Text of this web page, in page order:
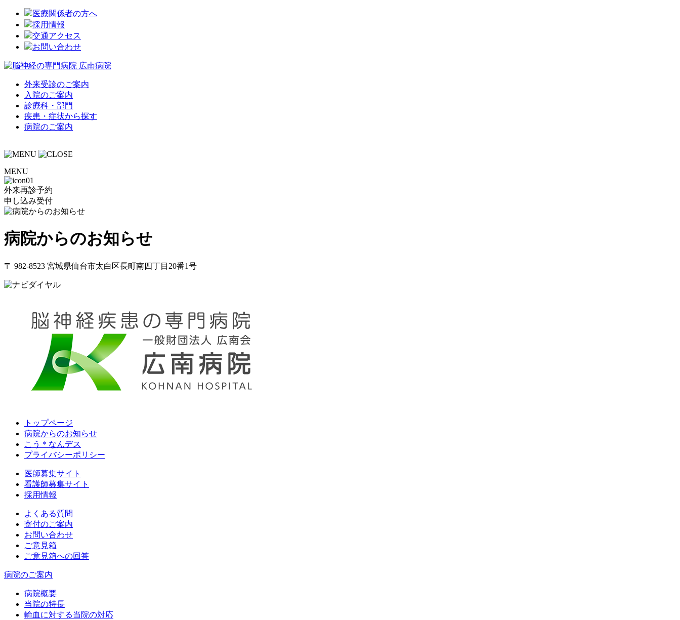
医療関係者の方へ
採用情報
交通アクセス
お問い合わせ
外来受診のご案内
入院のご案内
診療科・部門
疾患・症状から探す
病院のご案内
MENU
外来再診予約
申し込み受付
病院からのお知らせ
〒 982-8523 宮城県仙台市太白区長町南四丁目20番1号
トップページ
病院からのお知らせ
こう＊なんデス
プライバシーポリシー
医師募集サイト
看護師募集サイト
採用情報
よくある質問
寄付のご案内
お問い合わせ
ご意見箱
ご意見箱への回答
病院のご案内
病院概要
当院の特長
輸血に対する当院の対応